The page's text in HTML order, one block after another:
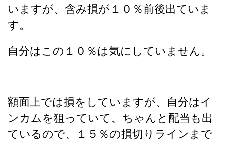
いますが、含み損が１０％前後出ていま
す。
自分はこの１０％は気にしていません。
額面上では損をしていますが、自分はイ
ンカムを狙っていて、ちゃんと配当も出
ているので、１５％の損切りラインまで